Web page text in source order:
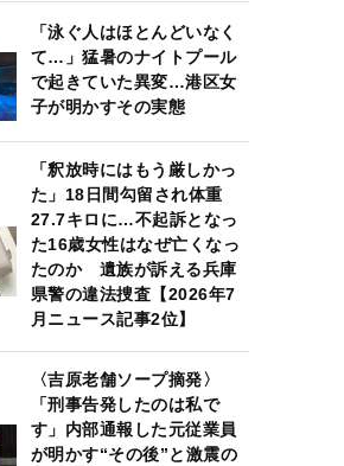
「泳ぐ人はほとんどいなく
て…」猛暑のナイトプール
で起きていた異変…港区女
子が明かすその実態
「釈放時にはもう厳しかっ
た」18日間勾留され体重
27.7キロに…不起訴となっ
た16歳女性はなぜ亡くなっ
たのか 遺族が訴える兵庫
県警の違法捜査【2026年7
月ニュース記事2位】
〈吉原老舗ソープ摘発〉
「刑事告発したのは私で
す」内部通報した元従業員
が明かす“その後”と激震の